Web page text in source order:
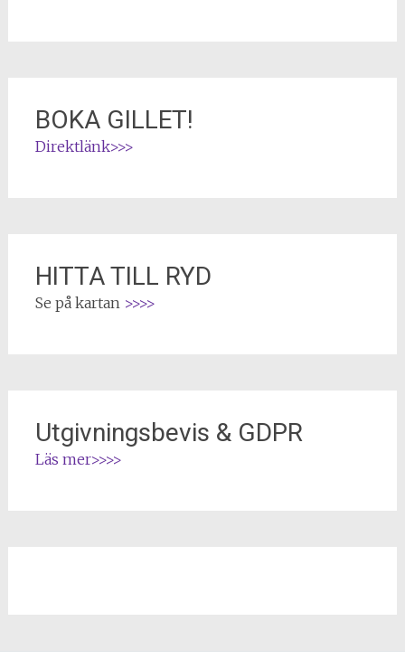
BOKA GILLET!
Direktlänk>>>
HITTA TILL RYD
Se på kartan >>>>
Utgivningsbevis & GDPR
Läs mer>>>>